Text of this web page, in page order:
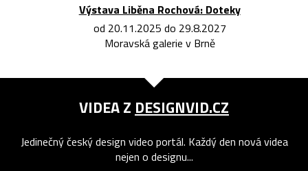
Výstava Liběna Rochová: Doteky
od 20.11.2025 do 29.8.2027
Moravská galerie v Brně
VIDEA Z DESIGNVID.CZ
Jedinečný český design video portál. Každý den nová videa
nejen o designu...